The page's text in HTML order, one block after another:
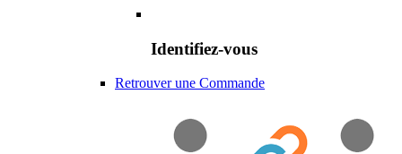
Identifiez-vous
Retrouver une Commande